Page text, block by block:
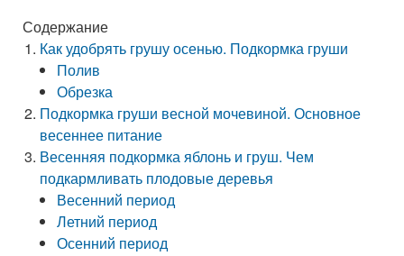
Содержание
Как удобрять грушу осенью. Подкормка груши
Полив
Обрезка
Подкормка груши весной мочевиной. Основное
весеннее питание
Весенняя подкормка яблонь и груш. Чем
подкармливать плодовые деревья
Весенний период
Летний период
Осенний период